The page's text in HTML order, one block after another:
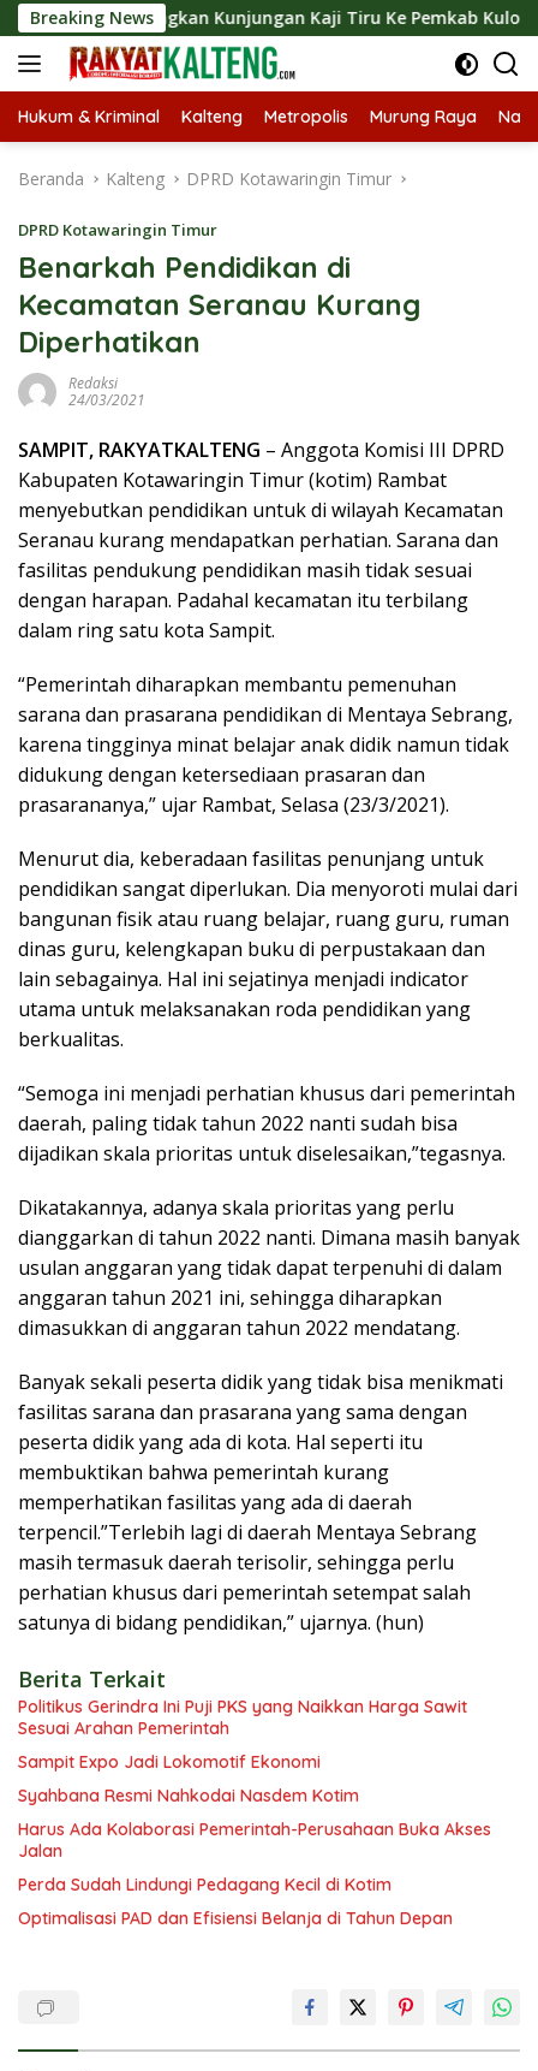
Langsung
ke
konten
Breaking NewsKunjungan Kaji Tiru Ke Pemkab Kulon Progo
Hukum & Kriminal Kalteng Metropolis Murung Raya
Beranda Kalteng DPRD Kotawaringin Timur
DPRD Kotawaringin Timur
Benarkah Pendidikan di
Kecamatan Seranau Kurang
Diperhatikan
Redaksi
24/03/2021
SAMPIT, RAKYATKALTENG – Anggota Komisi III DPRD
Kabupaten Kotawaringin Timur (kotim) Rambat
menyebutkan pendidikan untuk di wilayah Kecamatan
Seranau kurang mendapatkan perhatian. Sarana dan
fasilitas pendukung pendidikan masih tidak sesuai
dengan harapan. Padahal kecamatan itu terbilang
dalam ring satu kota Sampit.
“Pemerintah diharapkan membantu pemenuhan
sarana dan prasarana pendidikan di Mentaya Sebrang,
karena tingginya minat belajar anak didik namun tidak
didukung dengan ketersediaan prasaran dan
prasarananya,” ujar Rambat, Selasa (23/3/2021).
Menurut dia, keberadaan fasilitas penunjang untuk
pendidikan sangat diperlukan. Dia menyoroti mulai dari
bangunan fisik atau ruang belajar, ruang guru, ruman
dinas guru, kelengkapan buku di perpustakaan dan
lain sebagainya. Hal ini sejatinya menjadi indicator
utama untuk melaksanakan roda pendidikan yang
berkualitas.
“Semoga ini menjadi perhatian khusus dari pemerintah
daerah, paling tidak tahun 2022 nanti sudah bisa
dijadikan skala prioritas untuk diselesaikan,”tegasnya.
Dikatakannya, adanya skala prioritas yang perlu
dianggarkan di tahun 2022 nanti. Dimana masih banyak
usulan anggaran yang tidak dapat terpenuhi di dalam
anggaran tahun 2021 ini, sehingga diharapkan
dimasukkan di anggaran tahun 2022 mendatang.
Banyak sekali peserta didik yang tidak bisa menikmati
fasilitas sarana dan prasarana yang sama dengan
peserta didik yang ada di kota. Hal seperti itu
membuktikan bahwa pemerintah kurang
memperhatikan fasilitas yang ada di daerah
terpencil.”Terlebih lagi di daerah Mentaya Sebrang
masih termasuk daerah terisolir, sehingga perlu
perhatian khusus dari pemerintah setempat salah
satunya di bidang pendidikan,” ujarnya. (hun)
Berita Terkait
Politikus Gerindra Ini Puji PKS yang Naikkan Harga Sawit
Sesuai Arahan Pemerintah
Sampit Expo Jadi Lokomotif Ekonomi
Syahbana Resmi Nahkodai Nasdem Kotim
Harus Ada Kolaborasi Pemerintah-Perusahaan Buka Akses
Jalan
Perda Sudah Lindungi Pedagang Kecil di Kotim
Optimalisasi PAD dan Efisiensi Belanja di Tahun Depan